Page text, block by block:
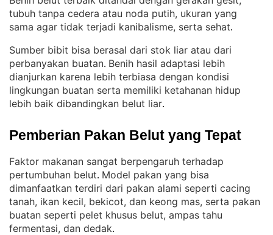
tubuh tanpa cedera atau noda putih, ukuran yang
sama agar tidak terjadi kanibalisme, serta sehat.
Sumber bibit bisa berasal dari stok liar atau dari
perbanyakan buatan. Benih hasil adaptasi lebih
dianjurkan karena lebih terbiasa dengan kondisi
lingkungan buatan serta memiliki ketahanan hidup
lebih baik dibandingkan belut liar.
Pemberian Pakan Belut yang Tepat
Faktor makanan sangat berpengaruh terhadap
pertumbuhan belut. Model pakan yang bisa
dimanfaatkan terdiri dari pakan alami seperti cacing
tanah, ikan kecil, bekicot, dan keong mas, serta pakan
buatan seperti pelet khusus belut, ampas tahu
fermentasi, dan dedak.